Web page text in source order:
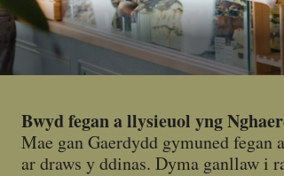
Bwyd fegan a llysieuol yng
Mae gan Gaerdydd gymuned
ar draws y ddinas. Dyma ganllaw i